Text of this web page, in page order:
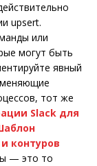
upsert.
или
могут быть
явный
тот же
Slack для
контуров
— это то